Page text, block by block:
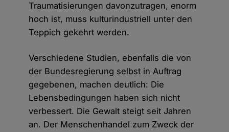
Traumatisierungen davonzutragen, enorm
hoch ist, muss kulturindustriell unter den
Teppich gekehrt werden.
Verschiedene Studien, ebenfalls die von
der Bundesregierung selbst in Auftrag
gegebenen, machen deutlich: Die
Lebensbedingungen haben sich nicht
verbessert. Die Gewalt steigt seit Jahren
an. Der Menschenhandel zum Zweck der